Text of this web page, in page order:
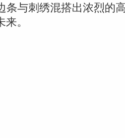
条与刺绣混搭出浓烈的
。